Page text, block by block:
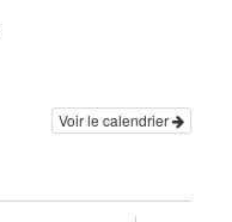
Voir le calendrier